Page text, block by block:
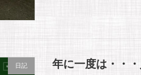
日記 年に一度は・・